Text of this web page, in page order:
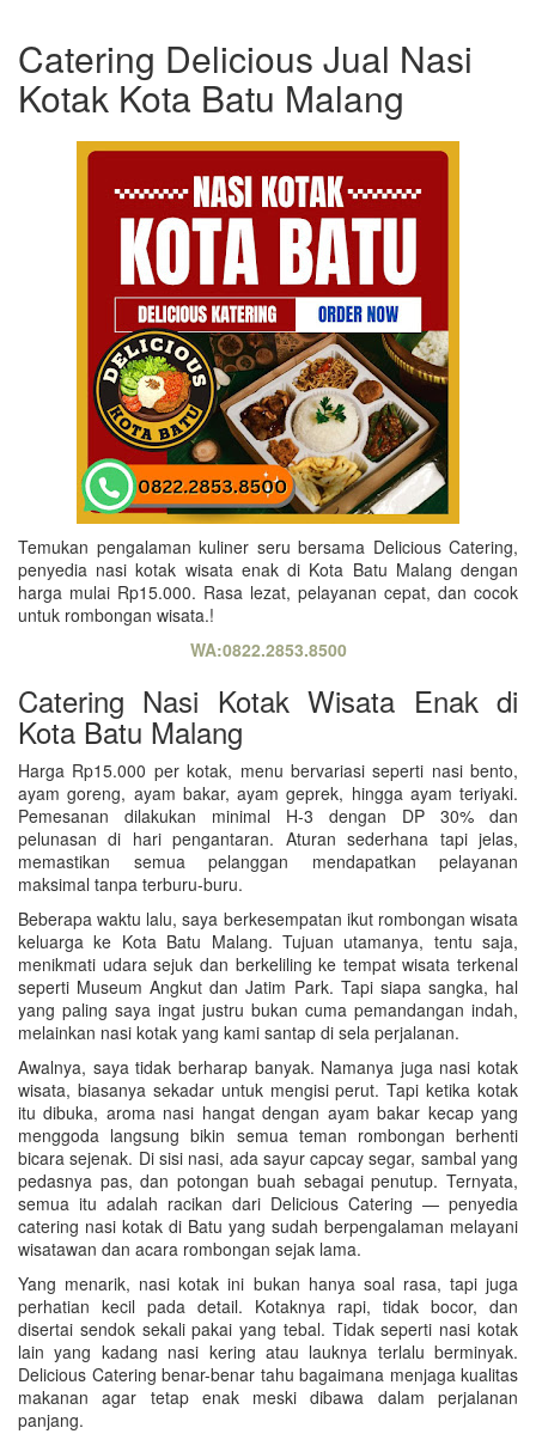
Catering Delicious Jual Nasi
Kotak Kota Batu Malang
Temukan pengalaman kuliner seru bersama Delicious Catering,
penyedia nasi kotak wisata enak di Kota Batu Malang dengan
harga mulai Rp15.000. Rasa lezat, pelayanan cepat, dan cocok
untuk rombongan wisata.!
WA:0822.2853.8500
Catering Nasi Kotak Wisata Enak di
Kota Batu Malang
Harga Rp15.000 per kotak, menu bervariasi seperti nasi bento,
ayam goreng, ayam bakar, ayam geprek, hingga ayam teriyaki.
Pemesanan dilakukan minimal H-3 dengan DP 30% dan
pelunasan di hari pengantaran. Aturan sederhana tapi jelas,
memastikan semua pelanggan mendapatkan pelayanan
maksimal tanpa terburu-buru.
Beberapa waktu lalu, saya berkesempatan ikut rombongan wisata
keluarga ke Kota Batu Malang. Tujuan utamanya, tentu saja,
menikmati udara sejuk dan berkeliling ke tempat wisata terkenal
seperti Museum Angkut dan Jatim Park. Tapi siapa sangka, hal
yang paling saya ingat justru bukan cuma pemandangan indah,
melainkan nasi kotak yang kami santap di sela perjalanan.
Awalnya, saya tidak berharap banyak. Namanya juga nasi kotak
wisata, biasanya sekadar untuk mengisi perut. Tapi ketika kotak
itu dibuka, aroma nasi hangat dengan ayam bakar kecap yang
menggoda langsung bikin semua teman rombongan berhenti
bicara sejenak. Di sisi nasi, ada sayur capcay segar, sambal yang
pedasnya pas, dan potongan buah sebagai penutup. Ternyata,
semua itu adalah racikan dari Delicious Catering — penyedia
catering nasi kotak di Batu yang sudah berpengalaman melayani
wisatawan dan acara rombongan sejak lama.
Yang menarik, nasi kotak ini bukan hanya soal rasa, tapi juga
perhatian kecil pada detail. Kotaknya rapi, tidak bocor, dan
disertai sendok sekali pakai yang tebal. Tidak seperti nasi kotak
lain yang kadang nasi kering atau lauknya terlalu berminyak.
Delicious Catering benar-benar tahu bagaimana menjaga kualitas
makanan agar tetap enak meski dibawa dalam perjalanan
panjang.